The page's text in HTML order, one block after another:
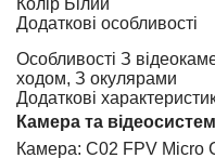
Колір Білий
Додаткові особливості
Особливості З
ходом, З окулярами
Додаткові
Камера та
Камера: C02 FPV Micro